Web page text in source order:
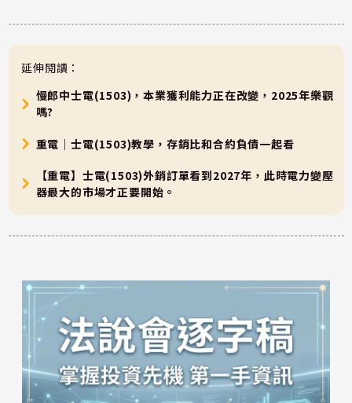
延伸閱讀：
慢郎中士電(1503)，本業獲利能力正在改變，2025年樂觀
嗎?
重電｜士電(1503)教學，存銷比和合約負債一起看
【重電】士電(1503)外銷訂單看到2027年，此時電力變壓
器最大的市場才正要開始。